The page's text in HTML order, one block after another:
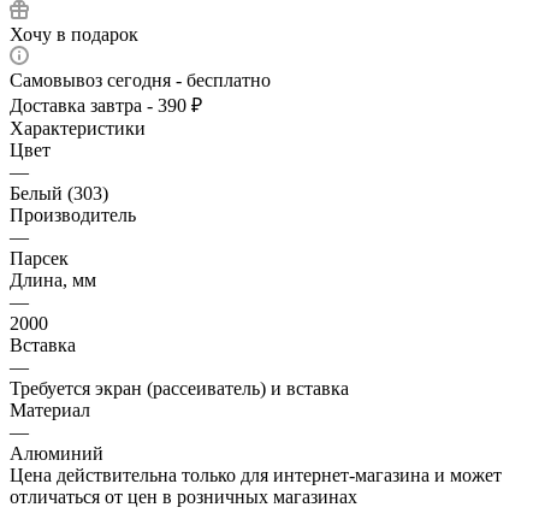
Хочу в подарок
Самовывоз сегодня - бесплатно
Доставка завтра - 390 ₽
Характеристики
Цвет
—
Белый (303)
Производитель
—
Парсек
Длина, мм
—
2000
Вставка
—
Требуется экран (рассеиватель) и вставка
Материал
—
Алюминий
Цена действительна только для интернет-магазина и может
отличаться от цен в розничных магазинах